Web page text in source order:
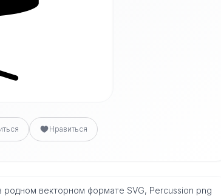
Нравиться
родном векторном формате SVG, Percussion png